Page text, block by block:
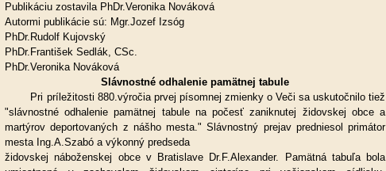
Publikáciu zostavila PhDr.Veronika Nováková
Autormi publikácie sú: Mgr.Jozef Izsóg
PhDr.Rudolf Kujovský
PhDr.František Sedlák, CSc.
PhDr.Veronika Nováková
Slávnostné odhalenie pamätnej tabule
Pri príležitosti 880.výročia prvej písomnej zmienky o Veči sa uskutočnilo tiež
"slávnostné odhalenie pamätnej tabule na počesť zaniknutej židovskej obce a
martýrov deportovaných z nášho mesta." Slávnostný prejav predniesol primátor
mesta Ing.A.Szabó a výkonný predseda
židovskej náboženskej obce v Bratislave Dr.F.Alexander. Pamätná tabuľa bola